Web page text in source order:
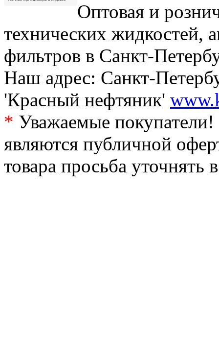
Оптовая и
технических жидкостей,
фильтров в Санкт-
Наш адрес: Санкт-
'Красный нефтяник'
* Уважаемые
являются публичной
товара просьба уточнять